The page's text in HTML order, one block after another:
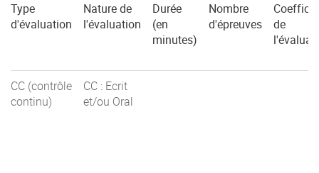
Type
d'évaluation
Nature de
l'évaluation
Durée
(en
minutes)
Nombre
d'épreuves
de
CC (contrôle
continu)
CC : Ecrit
et/ou Oral